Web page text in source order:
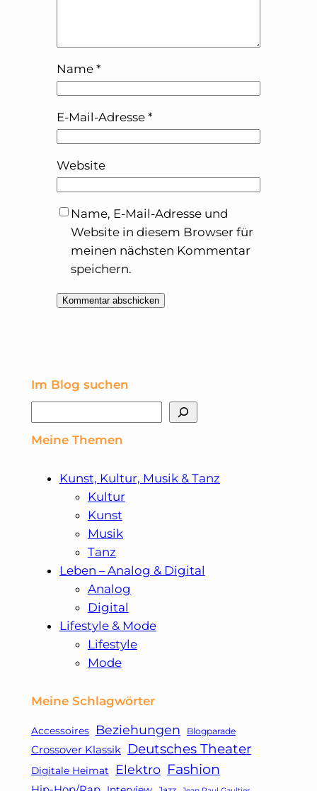
Name *
E-Mail-Adresse *
Website
Name, E-Mail-Adresse und
Website in diesem Browser für
meinen nächsten Kommentar
speichern.
Im Blog suchen
Meine Themen
Kunst, Kultur, Musik & Tanz
Kultur
Kunst
Musik
Tanz
Leben – Analog & Digital
Analog
Digital
Lifestyle & Mode
Lifestyle
Mode
Meine Schlagwörter
Accessoires Beziehungen Blogparade
Crossover Klassik Deutsches Theater
Digitale Heimat Elektro Fashion